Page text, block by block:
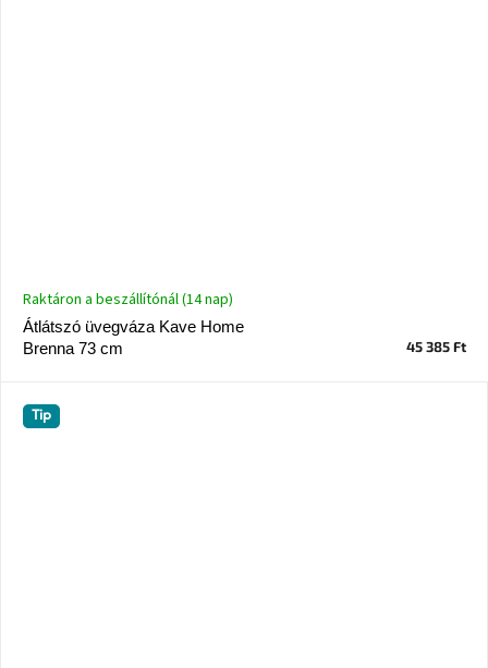
Átlátszó üvegváza Kave Home
Brenna 73 cm
Raktáron a beszállítónál (14 nap)
45 385 Ft
Tip